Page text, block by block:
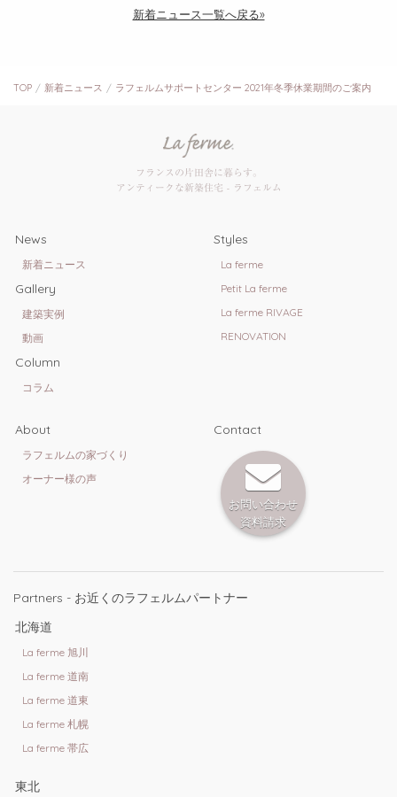
新着ニュース一覧へ戻る»
TOP 新着ニュース ラフェルムサポートセンター 2021年冬季休業期間のご案内
フランスの片田舎に暮らす。
アンティークな新築住宅 - ラフェルム
News
新着ニュース
Gallery
建築実例
動画
Column
コラム
Styles
La ferme
Petit La ferme
La ferme RIVAGE
RENOVATION
About
ラフェルムの家づくり
オーナー様の声
Contact
お問い合わせ
資料請求
Partners - お近くのラフェルムパートナー
北海道
La ferme 旭川
La ferme 道南
La ferme 道東
La ferme 札幌
La ferme 帯広
東北